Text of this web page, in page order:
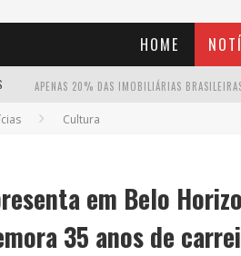
HOME
Cultura
em Belo
35 anos de